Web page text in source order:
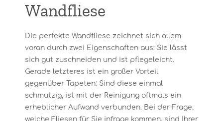
Wandfliese
Die perfekte Wandfliese zeichnet sich allem
voran durch zwei Eigenschaften aus: Sie lässt
sich gut zuschneiden und ist pflegeleicht.
Gerade letzteres ist ein großer Vorteil
gegenüber Tapeten: Sind diese einmal
schmutzig, ist mit der Reinigung oftmals ein
erheblicher Aufwand verbunden. Bei der Frage,
welche Fliesen für Sie infrage kommen, sind Ihrer